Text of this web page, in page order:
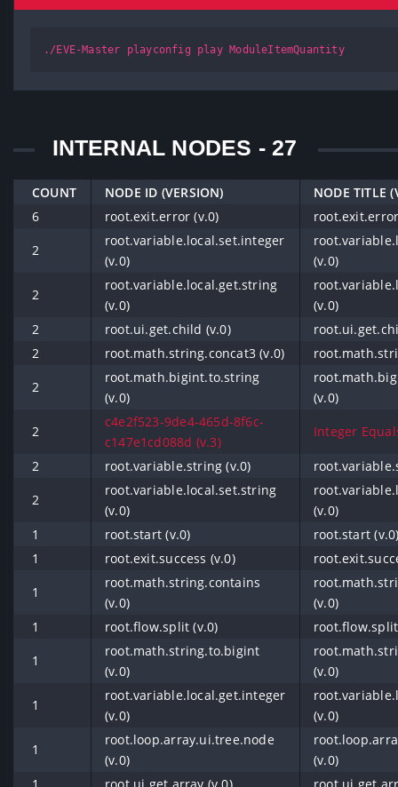
./EVE-Master playconfig play ModuleItemQuantity
INTERNAL NODES - 27
COUNT NODE ID (VERSION)
NODE TITLE
6
root.exit.error (v.0)
2
root.variable.local.set.integer
(v.0)
(v.0)
2
root.variable.local.get.string
(v.0)
(v.0)
2
root.ui.get.child (v.0)
2
root.math.string.concat3 (v.0)
2
root.math.bigint.to.string
(v.0)
(v.0)
2
c4e2f523-9de4-465d-8f6c-
c147e1cd088d (v.3)
Integer
2 root.variable.string (v.0)
2
root.variable.local.set.string
(v.0)
(v.0)
1
root.start (v.0)
root.start
1
root.exit.success (v.0)
1
root.math.string.contains
(v.0)
(v.0)
1
root.flow.split (v.0)
1
root.math.string.to.bigint
(v.0)
(v.0)
1
root.variable.local.get.integer
(v.0)
(v.0)
1
root.loop.array.ui.tree.node
(v.0)
(v.0)